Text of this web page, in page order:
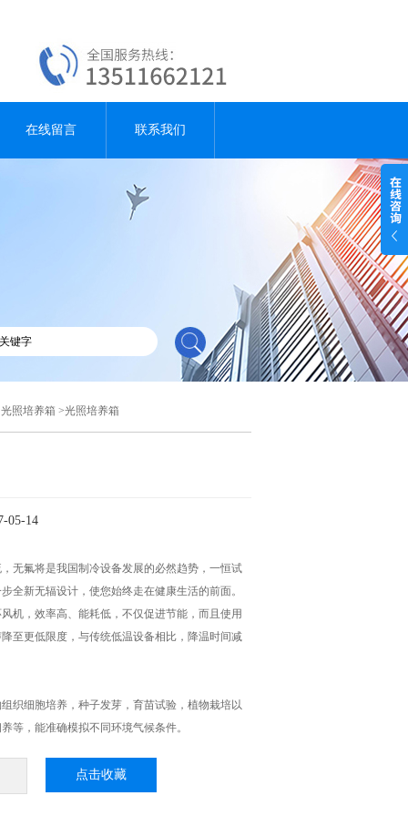
在线留言 联系我们
光照培养箱 >光照培养箱
05-14
，无氟将是我国制冷设备发展的必然趋势，一恒试
全新无辐设计，使您始终走在健康生活的前面。
机，效率高、能耗低，不仅促进节能，而且使用
至更低限度，与传统低温设备相比，降温时间减
织细胞培养，种子发芽，育苗试验，植物栽培以
等，能准确模拟不同环境气候条件。
点击收藏